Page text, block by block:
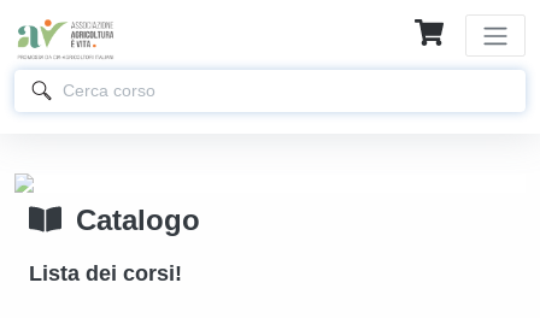
Catalogo
Lista dei corsi!